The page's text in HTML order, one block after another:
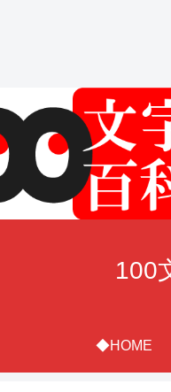
100
◆HOME